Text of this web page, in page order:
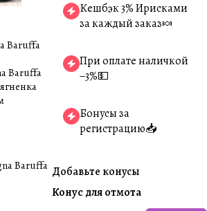
Baruffa
Baruffa
Baruffa
Кешбэк 3% Ирисками
за каждый заказ🍬
При оплате наличкой
−3%💵
Бонусы за
регистрацию📥
Добавьте конусы
Конус для отмота